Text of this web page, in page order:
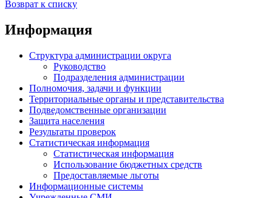
Возврат к списку
Информация
Структура администрации округа
Руководство
Подразделения администрации
Полномочия, задачи и функции
Территориальные органы и представительства
Подведомственные организации
Защита населения
Результаты проверок
Статистическая информация
Статистическая информация
Использование бюджетных средств
Предоставляемые льготы
Информационные системы